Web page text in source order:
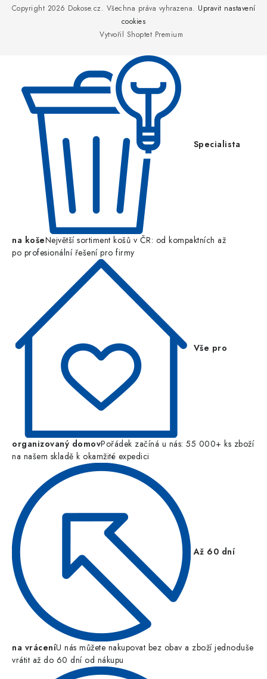
Vytvořil Shoptet Premium
Copyright 2026 Dokose.cz. Všechna práva vyhrazena. Upravit nastavení
cookies
Specialista
na košeNejvětší sortiment košů v ČR: od kompaktních až
po profesionální řešení pro firmy
Vše pro
organizovaný domovPořádek začíná u nás: 55 000+ ks zboží
na našem skladě k okamžité expedici
Až 60 dní
na vráceníU nás můžete nakupovat bez obav a zboží jednoduše
vrátit až do 60 dní od nákupu